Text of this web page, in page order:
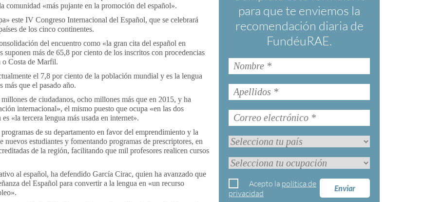
para que te enviemos la
recomendación diaria de
FundéuRAE.
Enviar
Acepto la política de
privacidad
comunidad «más pujante en la promoción del español».
este IV Congreso Internacional del Español, que se celebrará
de los cinco continentes.
del encuentro como «la gran cita del español en
más de 65,8 por ciento de los inscritos con procedencias
o Costa de Marfil.
el 7,8 por ciento de la población mundial y es la lengua
más que el pasado año.
de ciudadanos, ocho millones más que en 2015, y ha
internacional», el mismo puesto que ocupa «en las dos
«la tercera lengua más usada en internet».
de su departamento en favor del emprendimiento y la
estudiantes y fomentando programas de prescriptores, en
de la región, facilitando que mil profesores realicen cursos
al español, ha defendido García Cirac, quien ha avanzado que
del Español para convertir a la lengua en «un recurso